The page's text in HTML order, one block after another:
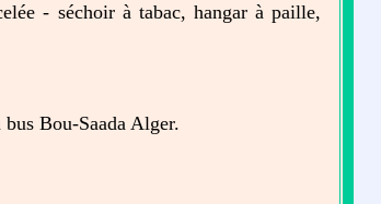
- séchoir à tabac, hangar à paille,
Bou-Saada Alger.